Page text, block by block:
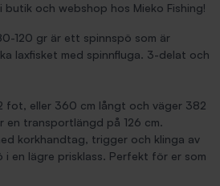
butik och webshop hos Mieko Fishing!
120 gr är ett spinnspö som är
laxfisket med spinnfluga. 3-delat och
fot, eller 360 cm långt och väger 382
en transportlängd på 126 cm.
korkhandtag, trigger och klinga av
i en lägre prisklass. Perfekt för er som